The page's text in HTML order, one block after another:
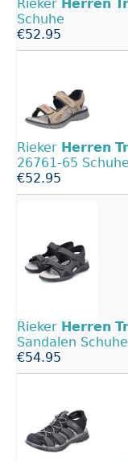
Rieker Herren
Schuhe
€52.95
Rieker Herren
26761-65 Schuhe
€52.95
Rieker Herren
Sandalen
€54.95